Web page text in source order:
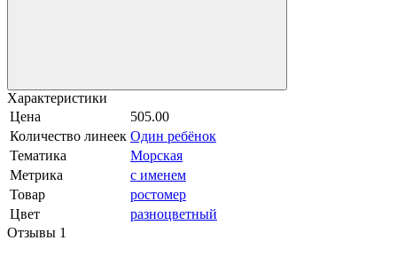
Характеристики
Цена
505.00
Количество линеек Один ребёнок
Тематика
Морская
Метрика
с именем
Товар
ростомер
Цвет
разноцветный
Отзывы 1